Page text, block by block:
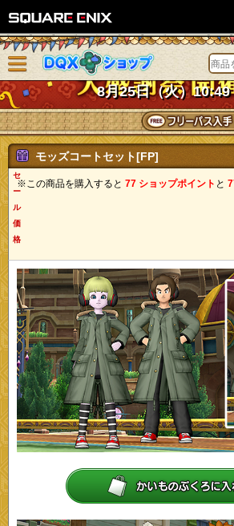
DQXシ
8月25日（火）10:49
ニューを閉じる
モッズコートセット[FP]
※この商品を購入すると 77 ショップポイント と
セ
ー
ル
価
格